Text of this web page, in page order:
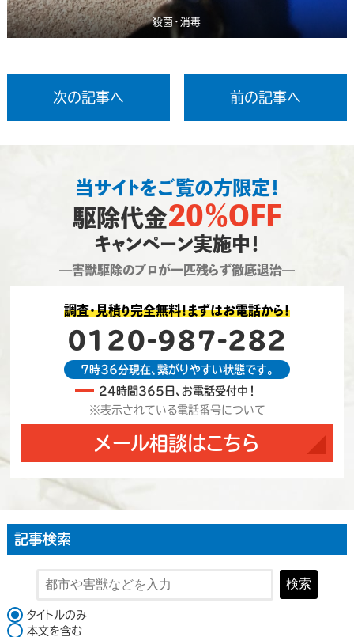
殺菌・消毒
次の記事へ 前の記事へ
当サイトをご覧の方限定！
駆除代金20％OFF
キャンペーン実施中！
―害獣駆除のプロが一匹残らず徹底退治―
調査・見積り完全無料！まずはお電話から！
0120-987-282
7時36分現在、繋がりやすい状態です。
24時間365日、お電話受付中！
※表示されている電話番号について
メール相談はこちら
記事検索
検索
検索対象
タイトルのみ
本文を含む